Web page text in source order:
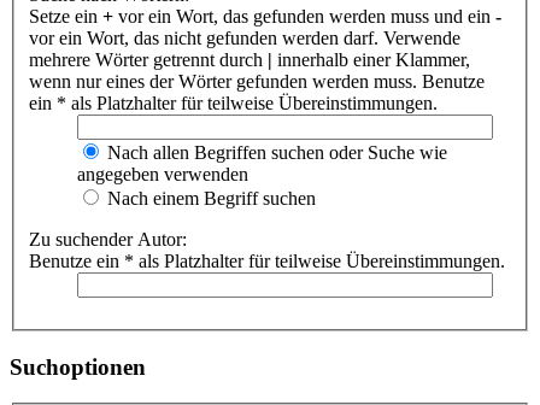
Setze ein + vor ein Wort, das gefunden werden muss und ein -
vor ein Wort, das nicht gefunden werden darf. Verwende
mehrere Wörter getrennt durch | innerhalb einer Klammer,
wenn nur eines der Wörter gefunden werden muss. Benutze
ein * als Platzhalter für teilweise Übereinstimmungen.
Nach allen Begriffen suchen oder Suche wie
angegeben verwenden
Nach einem Begriff suchen
Zu suchender Autor:
Benutze ein * als Platzhalter für teilweise Übereinstimmungen.
Suchoptionen